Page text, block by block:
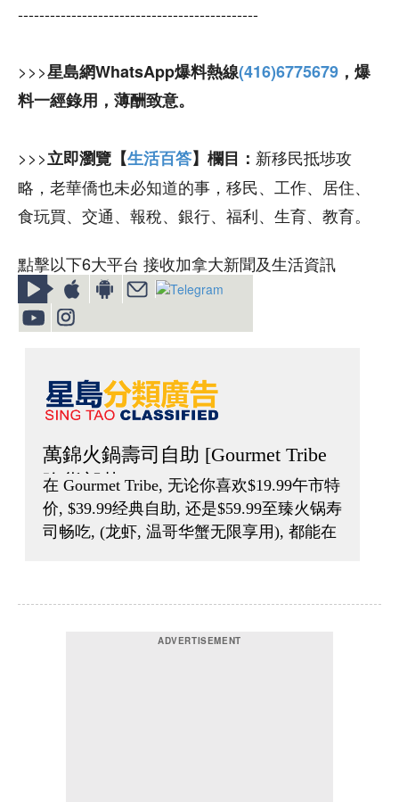
---------------------------------------------
>>>星島網WhatsApp爆料熱線(416)6775679 ，爆
料一經錄用，薄酬致意。
>>>立即瀏覽【生活百答】欄目： 新移民抵埗攻
略，老華僑也未必知道的事，移民、工作、居住、
食玩買、交通、報稅、銀行、福利、生育、教育。
點擊以下6大平台 接收加拿大新聞及生活資訊